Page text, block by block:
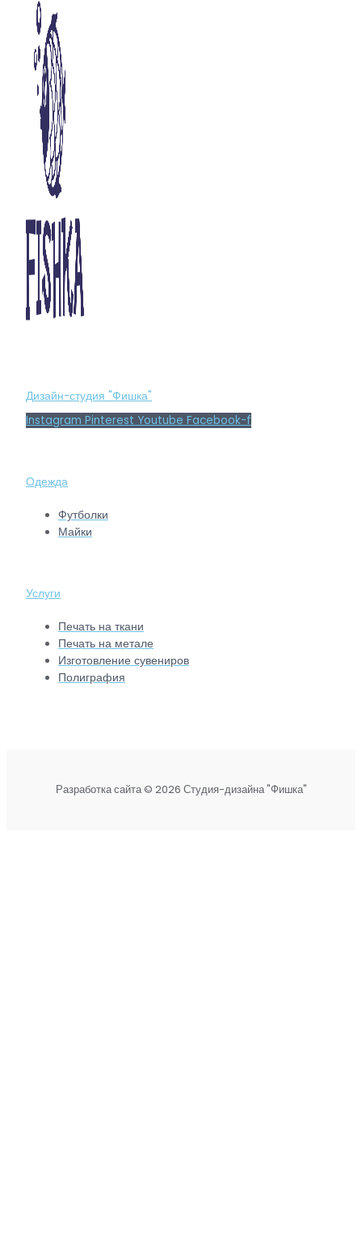
Дизайн-студия "Фишка"
Instagram Pinterest Youtube Facebook-f
Одежда
Футболки
Майки
Услуги
Печать на ткани
Печать на метале
Изготовление сувениров
Полиграфия
Разработка сайта © 2026 Студия-дизайна "Фишка"